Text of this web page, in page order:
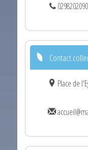
0298202090
Contact
Place de